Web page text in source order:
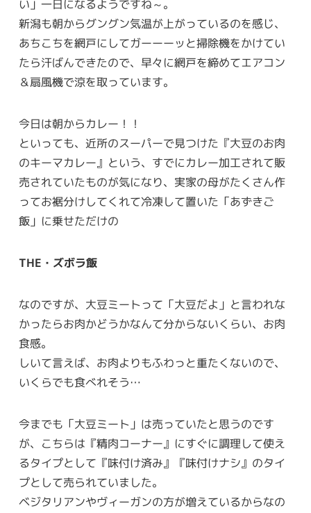
い」一日になるようですね～。
新潟も朝からグングン気温が上がっているのを感じ、
あちこちを網戸にしてガーーーッと掃除機をかけてい
たら汗ばんできたので、早々に網戸を締めてエアコン
＆扇風機で涼を取っています。
今日は朝からカレー！！
といっても、近所のスーパーで見つけた『大豆のお肉
のキーマカレー』という、すでにカレー加工されて販
売されていたものが気になり、実家の母がたくさん作
ってお裾分けしてくれて冷凍して置いた「あずきご
飯」に乗せただけの
THE・ズボラ飯
なのですが、大豆ミートって「大豆だよ」と言われな
かったらお肉かどうかなんて分からないくらい、お肉
食感。
しいて言えば、お肉よりもふわっと重たくないので、
いくらでも食べれそう…
今までも「大豆ミート」は売っていたと思うのです
が、こちらは『精肉コーナー』にすぐに調理して使え
るタイプとして『味付け済み』『味付けナシ』のタイ
プとして売られていました。
ベジタリアンやヴィーガンの方が増えているからなの